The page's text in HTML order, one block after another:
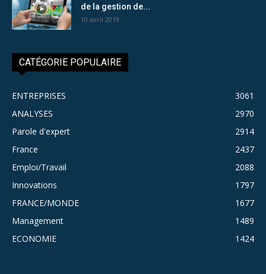
de la gestion de...
10 avril 2019
CATÉGORIE POPULAIRE
ENTREPRISES
3061
ANALYSES
2970
Parole d'expert
2914
France
2437
Emploi/Travail
2088
Innovations
1797
FRANCE/MONDE
1677
Management
1489
ECONOMIE
1424